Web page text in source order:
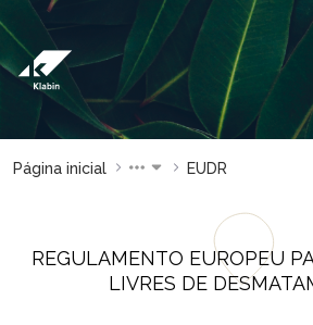
Pular para o Conteúdo principal
Página inicial EUDR
REGULAMENTO EUROPEU
LIVRES DE